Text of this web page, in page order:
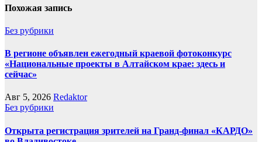
Похожая запись
Без рубрики
В регионе объявлен ежегодный краевой фотоконкурс
«Национальные проекты в Алтайском крае: здесь и
сейчас»
Авг 5, 2026 Redaktor
Без рубрики
Открыта регистрация зрителей на Гранд-финал «КАРДО»